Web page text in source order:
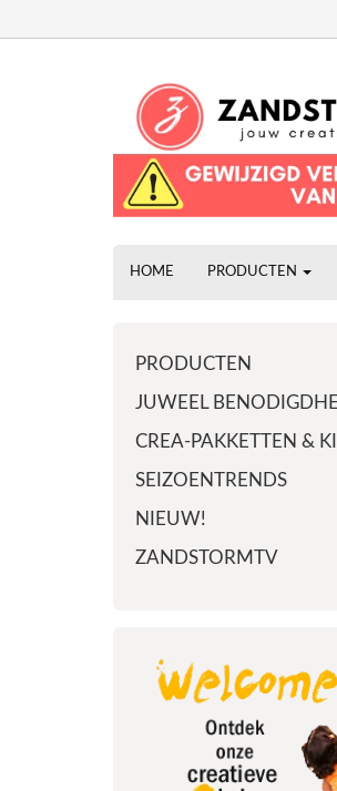
HOME PRODUCTEN
PRODUCTEN
JUWEEL
CREA-PAKKETTEN &
SEIZOENTRENDS
NIEUW!
ZANDSTORMTV